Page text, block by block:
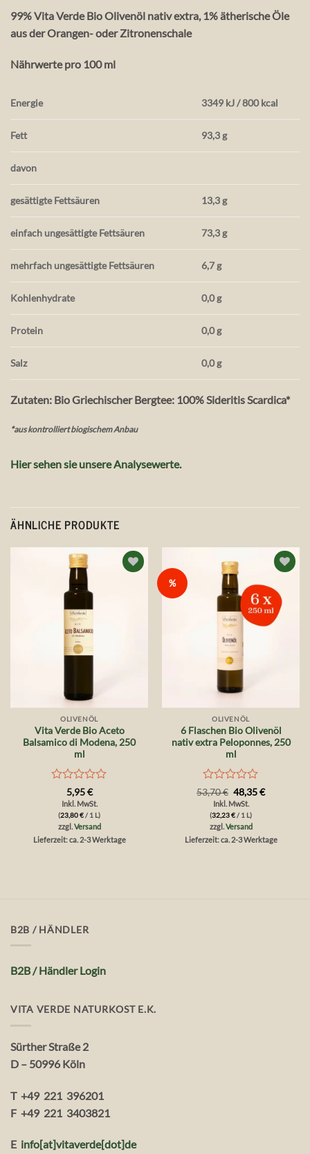
99% Vita Verde Bio Olivenöl nativ extra, 1% ätherische Öle
aus der Orangen- oder Zitronenschale
Nährwerte pro 100 ml
Energie 3349 kJ / 800 kcal
Fett 93,3 g
davon
gesättigte Fettsäuren 13,3 g
einfach ungesättigte Fettsäuren 73,3 g
mehrfach ungesättigte Fettsäuren 6,7 g
Kohlenhydrate 0,0 g
Protein 0,0 g
Salz 0,0 g
Zutaten: Bio Griechischer Bergtee: 100% Sideritis Scardica*
*aus kontrolliert biogischem Anbau
Hier sehen sie unsere Analysewerte.
ÄHNLICHE PRODUKTE
OLIVENÖL
Vita Verde Bio Aceto
Balsamico di Modena, 250
ml
Bewertet
mit
von
5,95€
Inkl. MwSt.
(23,80€/ 1 L)
zzgl.Versand
Lieferzeit: ca. 2-3 Werktage
%
Auf die
Wunschliste
OLIVENÖL
6 Flaschen Bio Olivenöl
nativ extra Peloponnes, 250
ml
Bewertet
mit
von
53,70€ Ursprünglicher
Preis
war:
53,70 €
48,35€Aktueller
Inkl. MwSt.
(32,23€/ 1 L)
zzgl.Versand
Lieferzeit: ca. 2-3 Werktage
B2B / HÄNDLER
B2B / Händler Login
VITA VERDE NATURKOST E.K.
Sürther Straße 2
D – 50996 Köln
T +49 221 396201
F +49 221 3403821
E info[at]vitaverde[dot]de